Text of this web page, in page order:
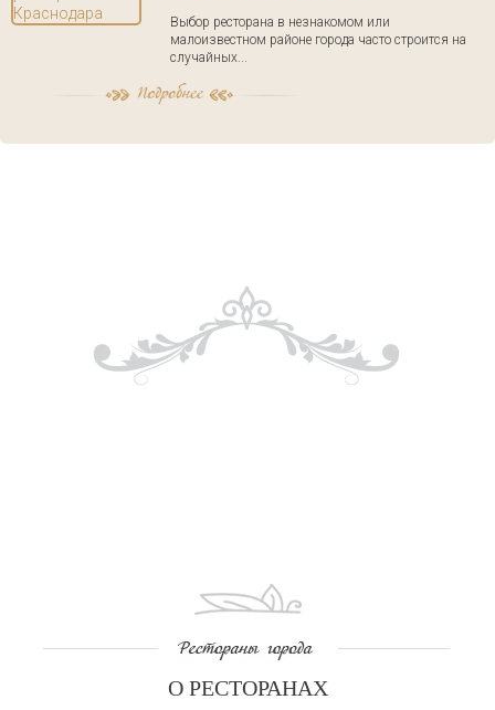
Выбор ресторана в незнакомом или
малоизвестном районе города часто строится на
случайных...
О РЕСТОРАНАХ